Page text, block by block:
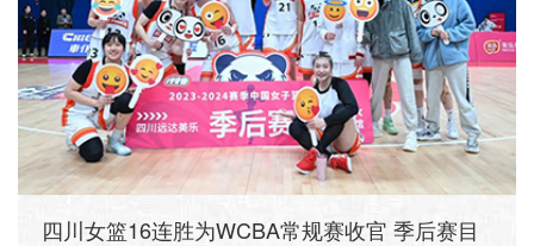
四川女篮16连胜为WCBA常规赛收官 季后赛目